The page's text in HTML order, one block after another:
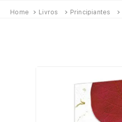
Livros Principiantes